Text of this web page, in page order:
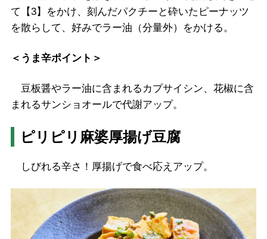
て【3】をかけ、刻んだパクチーと砕いたピーナッツ
を散らして、好みでラー油（分量外）をかける。
＜うま辛ポイント＞
豆板醤やラー油に含まれるカプサイシン、花椒に含
まれるサンショオールで代謝アップ。
ピリピリ麻婆厚揚げ豆腐
しびれる辛さ！厚揚げで食べ応えアップ。